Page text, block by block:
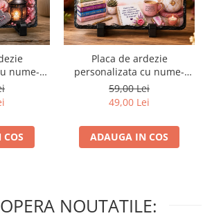
nume-
Placa de ardezie
personalizata cu nume-
Maria
59,00 Lei
49,00 Lei
ADAUGA IN COS
NOUTATILE: